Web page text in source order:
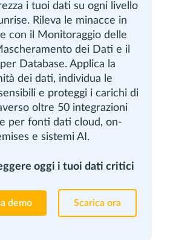
i tuoi dati su ogni livello
Rileva le minacce in
con il Monitoraggio delle
dei Dati e il
Database. Applica la
dei dati, individua le
e proteggi i carichi di
oltre 50 integrazioni
per fonti dati cloud, on-
e sistemi AI.
oggi i tuoi dati critici
demo Scarica ora